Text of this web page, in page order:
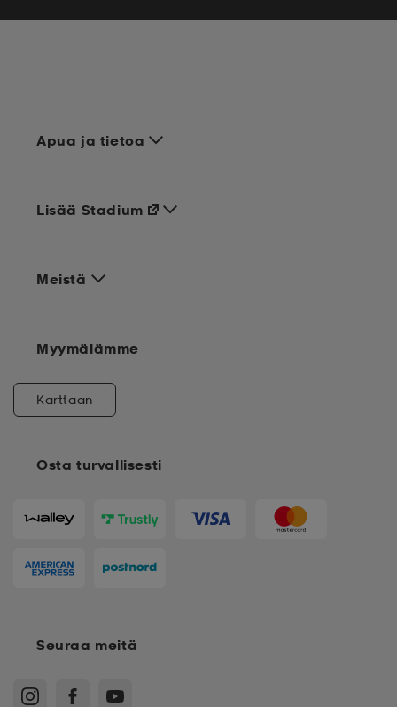
Apua ja tietoa
Meistä
Osta turvallisesti
Lisää Stadium
Myymälämme
Karttaan
Seuraa meitä